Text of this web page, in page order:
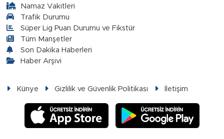
Namaz Vakitleri
Trafik Durumu
Süper Lig Puan Durumu ve Fikstür
Tüm Manşetler
Son Dakika Haberleri
Haber Arşivi
Künye Gizlilik ve Güvenlik Politikası İletişim